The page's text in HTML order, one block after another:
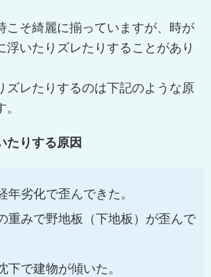
こそ綺麗に揃っていますが、時が
浮いたりズレたりすることがあり
ズレたりするのは下記のような原
たりする原因
年劣化で歪んできた。
重みで野地板（下地板）が歪んで
下で建物が傾いた。